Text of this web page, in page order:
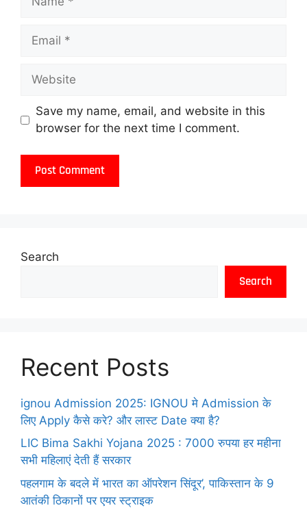
Save my name, email, and website in this
browser for the next time I comment.
Search
Search
Recent Posts
ignou Admission 2025: IGNOU मे Admission के
लिए Apply कैसे करे? और लास्ट Date क्या है?
LIC Bima Sakhi Yojana 2025 : 7000 रुपया हर महीना
सभी महिलाएं देती हैं सरकार
पहलगाम के बदले में भारत का ऑपरेशन सिंदूर’, पाकिस्तान के 9
आतंकी ठिकानों पर एयर स्ट्राइक